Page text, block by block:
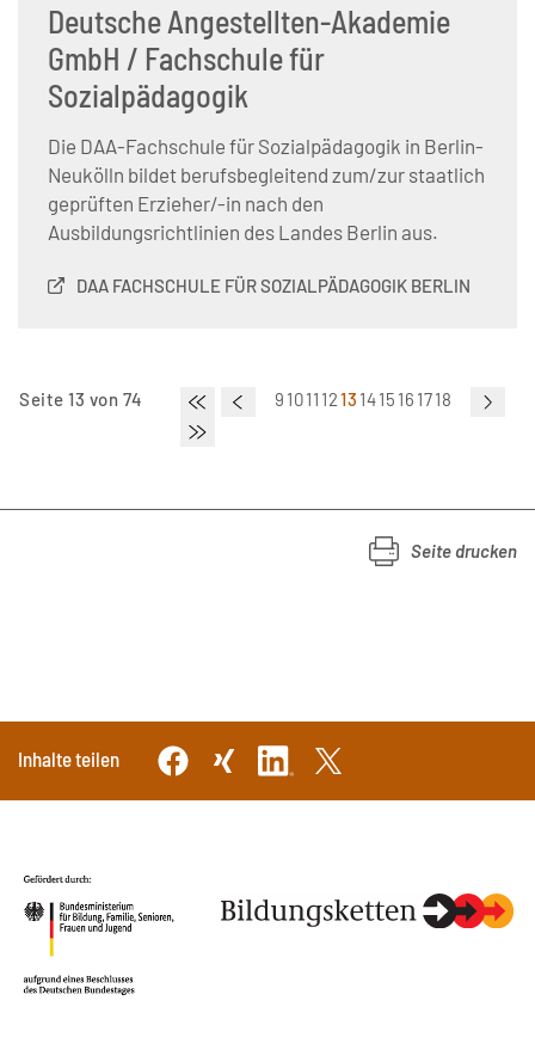
Deutsche Angestellten-Akademie
GmbH / Fachschule für
Sozialpädagogik
Die DAA-Fachschule für Sozialpädagogik in Berlin-
Neukölln bildet berufsbegleitend zum/zur staatlich
geprüften Erzieher/-in nach den
Ausbildungsrichtlinien des Landes Berlin aus.
DAA FACHSCHULE FÜR SOZIALPÄDAGOGIK BERLIN
Seite 13 von 74 9 1011 1213 1415 16 1718
Seite drucken
Inhalte teilen